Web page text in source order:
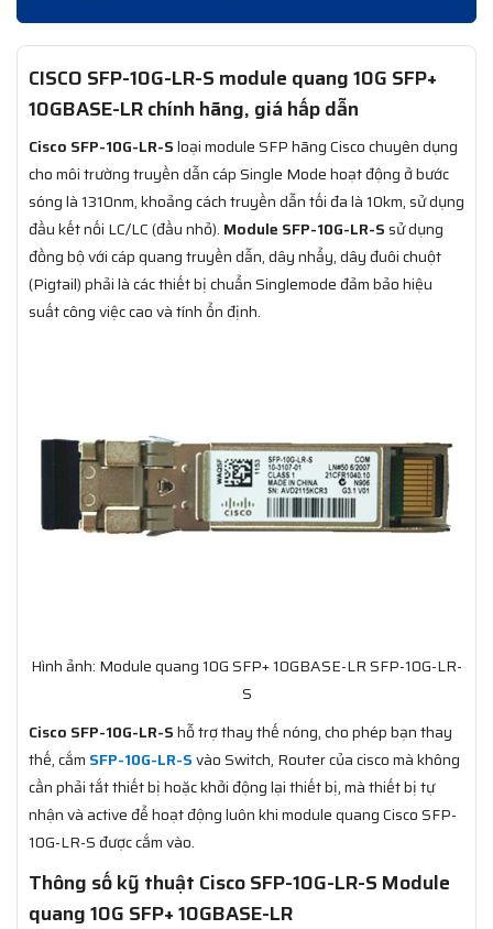
CISCO SFP-10G-LR-S module quang 10G SFP+
10GBASE-LR chính hãng, giá hấp dẫn
Cisco SFP-10G-LR-Sloại module SFP hãng Cisco chuyên dụng
cho môi trường truyền dẫn cáp Single Mode hoạt động ở bước
sóng là 1310nm, khoảng cách truyền dẫn tối đa là 10km, sử dụng
đầu kết nối LC/LC (đầu nhỏ). Module SFP-10G-LR-Ssử dụng
đồng bộ với cáp quang truyền dẫn, dây nhẩy, dây đuôi chuột
(Pigtail) phải là các thiết bị chuẩn Singlemode đảm bảo hiệu
suất công việc cao và tính ổn định.
Hình ảnh: Module quang 10G SFP+ 10GBASE-LR SFP-10G-LR-
S
Cisco SFP-10G-LR-Shỗ trợ thay thế nóng, cho phép bạn thay
thế, cắm SFP-10G-LR-Svào Switch, Router của cisco mà không
cần phải tắt thiết bị hoặc khởi động lại thiết bị, mà thiết bị tự
nhận và active để hoạt động luôn khi module quang Cisco SFP-
10G-LR-S được cắm vào.
Thông số kỹ thuật Cisco SFP-10G-LR-S Module
quang 10G SFP+ 10GBASE-LR